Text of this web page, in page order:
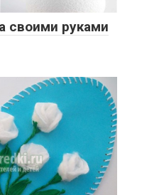
своими руками